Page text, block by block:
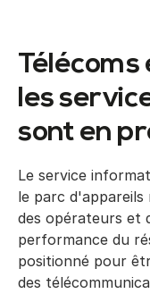
Télécoms
les
sont en
Le service
le parc d'appareils
des opérateurs et
performance du
positionné pour
des